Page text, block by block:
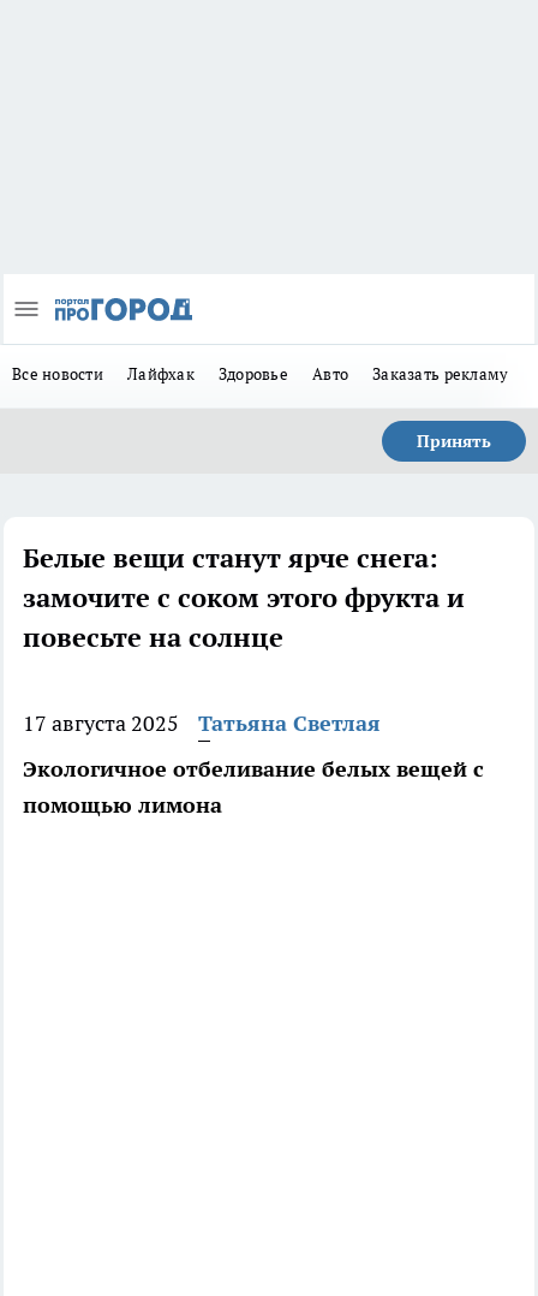
Все новости Лайфхак Здоровье Авто Заказать рекламу
Принять
Белые вещи станут ярче снега:
замочите с соком этого фрукта и
повесьте на солнце
17 августа 2025
Татьяна Светлая
Экологичное отбеливание белых вещей с
помощью лимона